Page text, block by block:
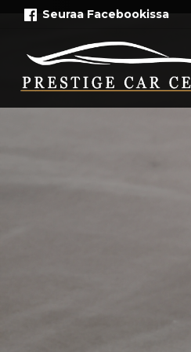
Siirry
Seuraa Facebookissa